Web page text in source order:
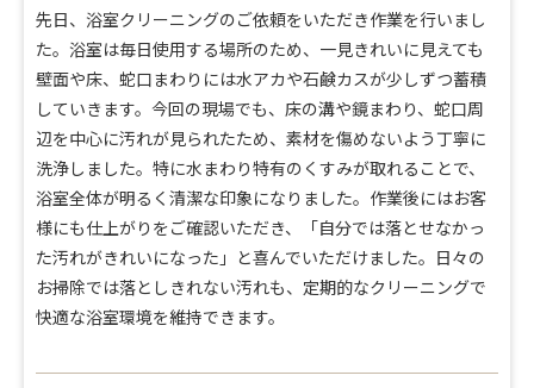
先日、浴室クリーニングのご依頼をいただき作業を行いまし
た。浴室は毎日使用する場所のため、一見きれいに見えても
壁面や床、蛇口まわりには水アカや石鹸カスが少しずつ蓄積
していきます。今回の現場でも、床の溝や鏡まわり、蛇口周
辺を中心に汚れが見られたため、素材を傷めないよう丁寧に
洗浄しました。特に水まわり特有のくすみが取れることで、
浴室全体が明るく清潔な印象になりました。作業後にはお客
様にも仕上がりをご確認いただき、「自分では落とせなかっ
た汚れがきれいになった」と喜んでいただけました。日々の
お掃除では落としきれない汚れも、定期的なクリーニングで
快適な浴室環境を維持できます。